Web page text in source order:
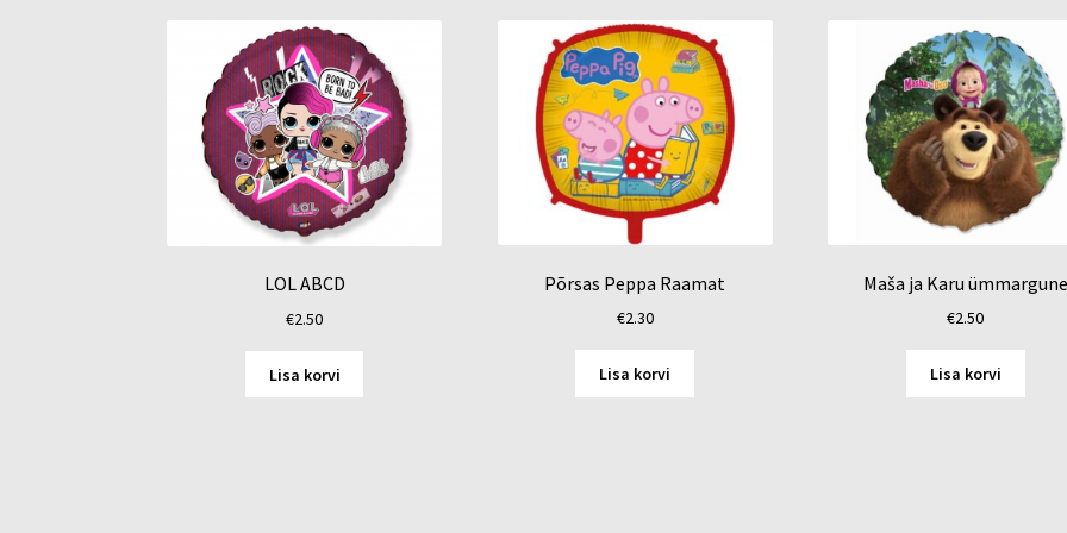
LOL ABCD
€2.50
Lisa korvi
Põrsas Peppa Raamat
€2.30
Lisa korvi
Maša ja Karu ümmargune
€2.50
Lisa korvi